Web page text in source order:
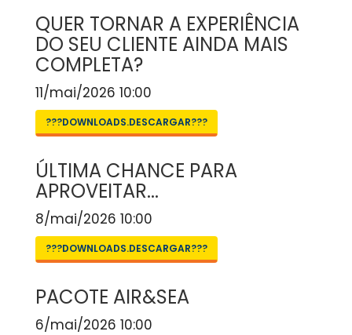
QUER TORNAR A EXPERIÊNCIA
DO SEU CLIENTE AINDA MAIS
COMPLETA?
11/mai/2026 10:00
???DOWNLOADS.DESCARGAR???
ÚLTIMA CHANCE PARA
APROVEITAR...
8/mai/2026 10:00
???DOWNLOADS.DESCARGAR???
PACOTE AIR&SEA
6/mai/2026 10:00